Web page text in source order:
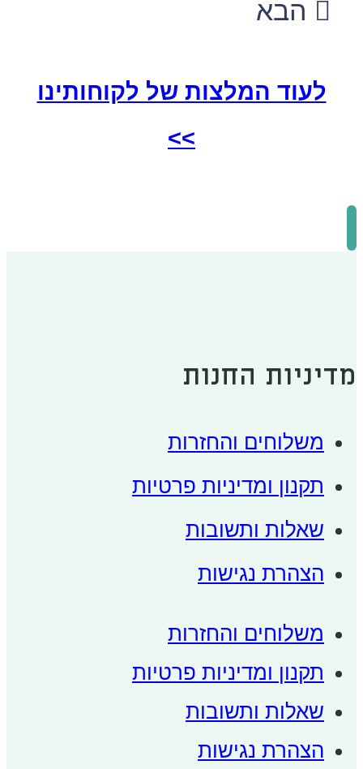
הבא
לעוד המלצות של לקוחותינו
>>
מדיניות החנות
משלוחים והחזרות
תקנון ומדיניות פרטיות
שאלות ותשובות
הצהרת נגישות
משלוחים והחזרות
תקנון ומדיניות פרטיות
שאלות ותשובות
הצהרת נגישות